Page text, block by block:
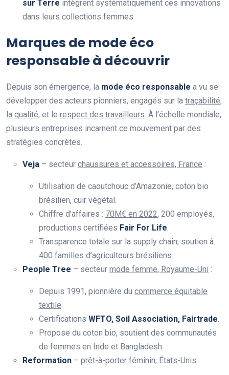
sur Terre intègrent systématiquement ces innovations
dans leurs collections femmes.
Marques de mode éco
responsable à découvrir
Depuis son émergence, la mode éco responsable a vu se
développer des acteurs pionniers, engagés sur la traçabilité,
la qualité, et le respect des travailleurs . À l’échelle mondiale,
plusieurs entreprises incarnent ce mouvement par des
stratégies concrètes.
Veja – secteur chaussures et accessoires, France :
Utilisation de caoutchouc d’Amazonie, coton bio
brésilien, cuir végétal.
Chiffre d’affaires : 70M€ en 2022, 200 employés,
productions certifiées Fair For Life
Transparence totale sur la supply chain, soutien à
400 familles d’agriculteurs brésiliens.
People Tree – secteur mode femme, Royaume-Uni :
Depuis 1991, pionnière du commerce équitable
textile
Certifications WFTO, Soil Association, Fairtrade
Propose du coton bio, soutient des communautés
de femmes en Inde et Bangladesh.
Reformation – prêt-à-porter féminin, États-Unis :